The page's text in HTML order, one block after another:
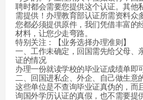
聘时都会需要您提供这个认证。其他
需提供！办理教育部认证所需资料众
您都必须提供原件，我们凭借丰富的
材料，让您少走弯路。
特别关注：【业务选择办理准则】
一、工作未确定，回国需先给父母、
证的情况
办理一份就读学校的毕业证成绩单即
二、回国进私企、外企、自己做生意
这些单位是不查询毕业证真伪的，而
询国外学历认证的真假，也不需要提